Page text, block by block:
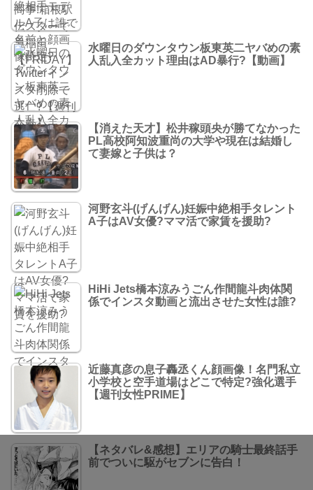
水曜日のダウンタウン板東英二ヤバめの素
人乱入全カット理由はAD暴行?【動画】
【消えた天才】松井稼頭央が勝てなかった
PL高校阿知波重尚の大学や現在は結婚し
て妻嫁と子供は？
河野玄斗(げんげん)妊娠中絶相手タレント
A子はAV女優?ママ活で家賃を援助?
HiHi Jets橋本涼みうごん作間龍斗肉体関
係でインスタ動画と流出させた女性は誰?
近藤真彦の息子轟丞くん顔画像！名門私立
小学校と空手道場はどこで特定?強化選手
【週刊女性PRIME】
【ネタバレ&感想】エリアの騎士最終話手
前でついに駆がセブンに告白！